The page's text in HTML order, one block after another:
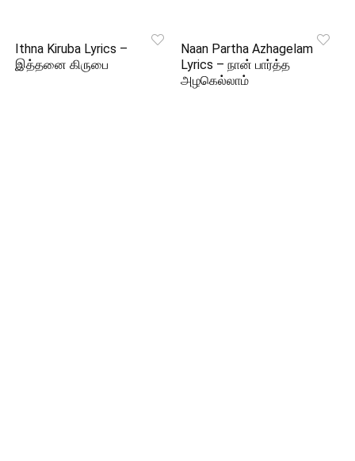
Ithna Kiruba Lyrics –
இத்தனை கிருபை
Naan Partha Azhagelam
Lyrics – நான் பார்த்த
அழகெல்லாம்